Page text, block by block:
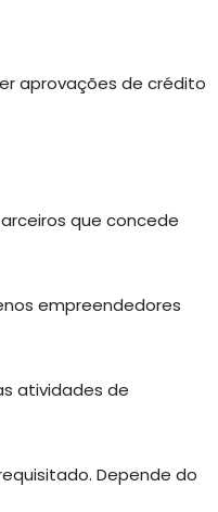
aprovações de crédito
que concede
empreendedores
atividades de
Depende do